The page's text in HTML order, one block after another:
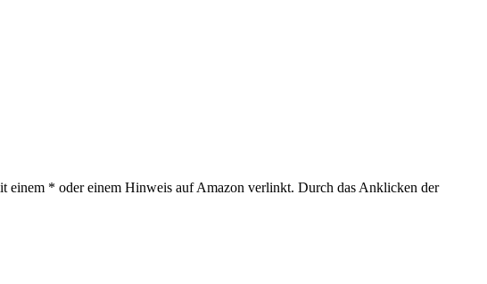
einem * oder einem Hinweis auf Amazon verlinkt. Durch das Anklicken der